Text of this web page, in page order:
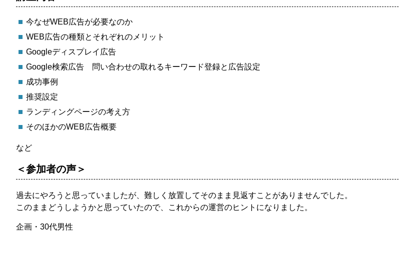
今なぜWEB広告が必要なのか
WEB広告の種類とそれぞれのメリット
Googleディスプレイ広告
Google検索広告 問い合わせの取れるキーワード登録と広告設定
成功事例
推奨設定
ランディングページの考え方
そのほかのWEB広告概要
など
＜参加者の声＞
過去にやろうと思っていましたが、難しく放置してそのまま見返すことがありませんでした。
このままどうしようかと思っていたので、これからの運営のヒントになりました。
企画・30代男性